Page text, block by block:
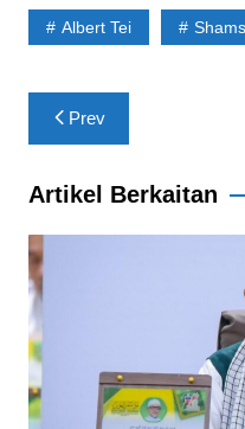
c
b
o
o
k
at
A
p
p
e
Albert Tei
Post
navigation
Prev
Artikel Berkaitan